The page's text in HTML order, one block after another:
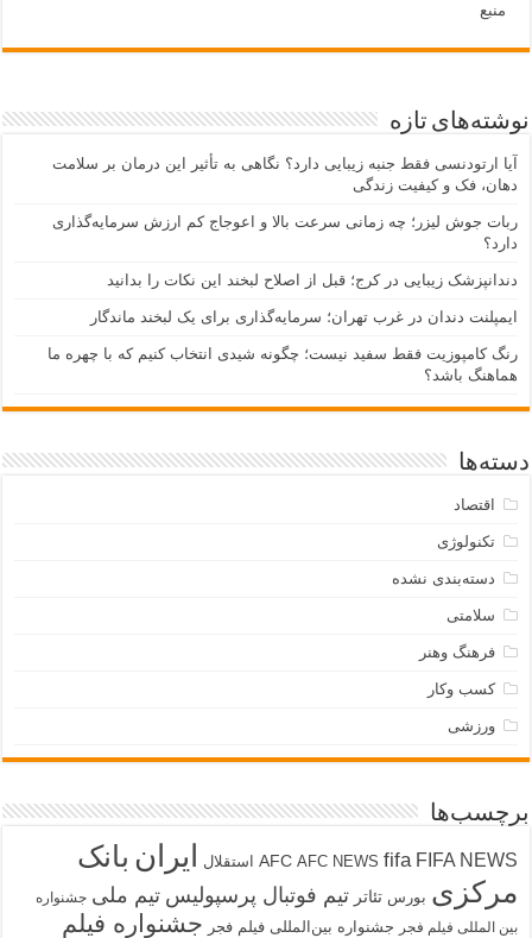
منبع
نوشته‌های تازه
آیا ارتودنسی فقط جنبه زیبایی دارد؟ نگاهی به تأثیر این درمان بر سلامت
دهان، فک و کیفیت زندگی
ربات جوش لیزر؛ چه زمانی سرعت بالا و اعوجاج کم ارزش سرمایه‌گذاری
دارد؟
دندانپزشک زیبایی در کرج؛ قبل از اصلاح لبخند این نکات را بدانید
ایمپلنت دندان در غرب تهران؛ سرمایه‌گذاری برای یک لبخند ماندگار
رنگ کامپوزیت فقط سفید نیست؛ چگونه شیدی انتخاب کنیم که با چهره ما
هماهنگ باشد؟
دسته‌ها
اقتصاد
تکنولوژی
دسته‌بندی نشده
سلامتی
فرهنگ وهنر
کسب وکار
ورزشی
برچسب‌ها
AFC AFC NEWS fifa FIFA NEWS استقلال ایران بانک
مرکزی بورس تئاتر تیم فوتبال پرسپولیس تیم ملی جشنواره
بین المللی فیلم فجر جشنواره بین‌المللی فیلم فجر جشنواره فیلم